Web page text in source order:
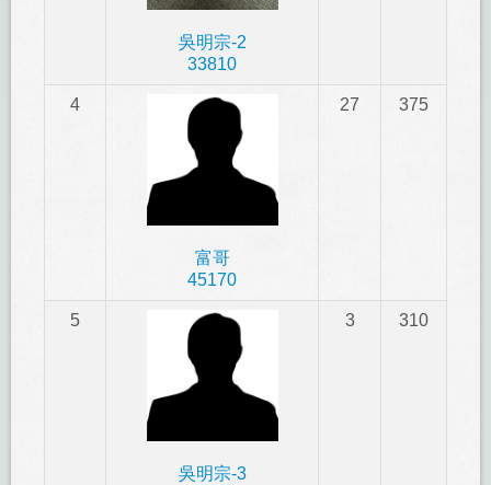
吳明宗-2
33810
4
富哥
45170
27 375
5
吳明宗-3
3 310